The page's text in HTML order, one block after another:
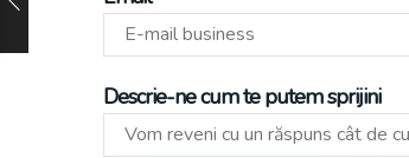
Descrie-ne cum te putem sprijini